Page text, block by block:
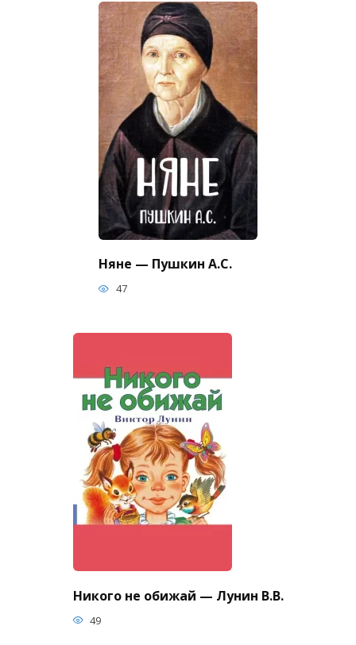
Няне — Пушкин А.С.
47
Никого не обижай — Лунин В.В.
49